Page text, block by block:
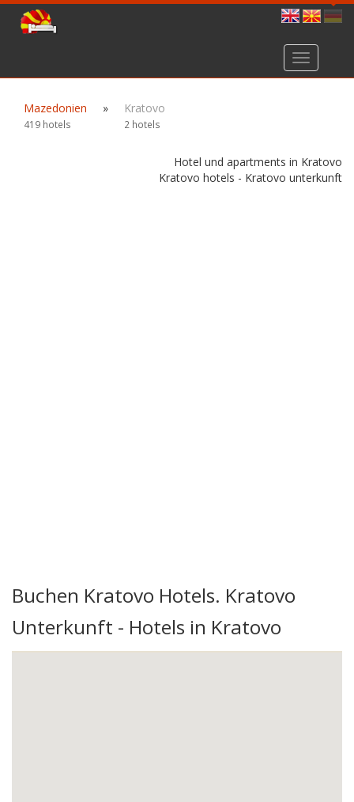
Toggle
navigation
Mazedonien
419 hotels
» Kratovo
2 hotels
Hotel und apartments in Kratovo
Kratovo hotels - Kratovo unterkunft
Buchen Kratovo Hotels. Kratovo
Unterkunft - Hotels in Kratovo